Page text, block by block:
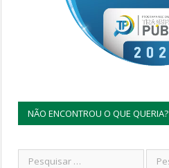
NÃO ENCONTROU O QUE QUERIA?